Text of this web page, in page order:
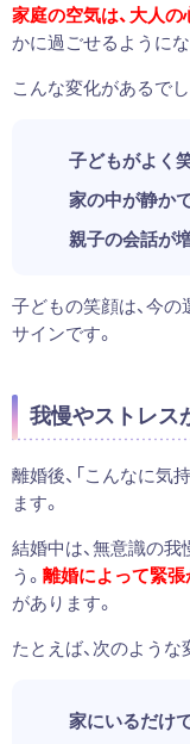
家庭の空気は、大人
かに過ごせるように
こんな変化があるでし
子どもがよく
家の中が静か
親子の会話が
子どもの笑顔は、今
サインです。
我慢やストレス
離婚後、「こんなに気
ます。
結婚中は、無意識の
う。 離婚によって緊
があります。
たとえば、次のような
家にいるだけ